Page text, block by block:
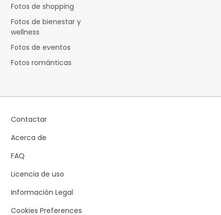
Fotos de shopping
Fotos de bienestar y
wellness
Fotos de eventos
Fotos románticas
Contactar
Acerca de
FAQ
Licencia de uso
Información Legal
Cookies Preferences